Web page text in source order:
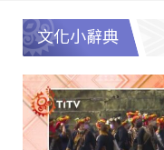
文化小辭典